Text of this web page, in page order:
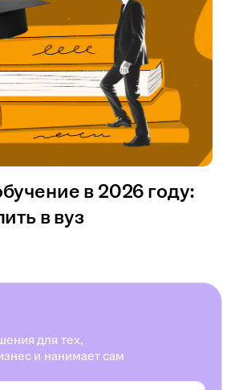
в 2026 году:
в вуз
для тех,
и нанимает сам